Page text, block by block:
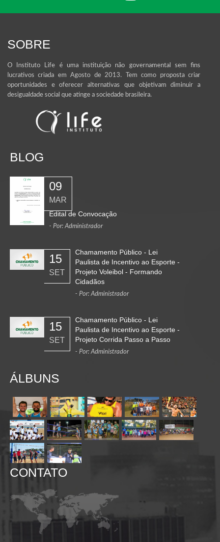
SOBRE
O Instituto Life é uma instituição não governamental sem fins
lucrativos criada em Agosto de 2013. Tem como proposta criar
oportunidades e oferecer alternativas que objetivam diminuir a
desigualdade social que atinge a sociedade brasileira.
BLOG
09
MAR
Edital de Convocação
- Por: Administrador
15
SET
Chamamento Público - Lei
Paulista de Incentivo ao Esporte -
Projeto Voleibol - Formando
Cidadãos
- Por: Administrador
15
SET
Chamamento Público - Lei
Paulista de Incentivo ao Esporte -
Projeto Corrida Passo a Passo
- Por: Administrador
ÁLBUNS
CONTATO